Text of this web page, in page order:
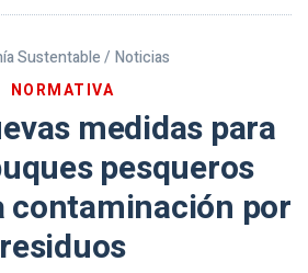
Sustentable / Noticias
NORMATIVA
medidas para
pesqueros
contaminación por
residuos